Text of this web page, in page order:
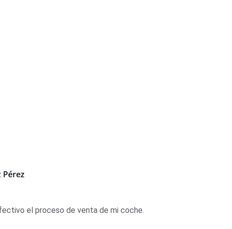
el proceso de venta de mi coche.
Pérez